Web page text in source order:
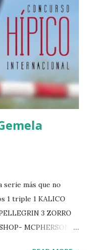
serie más que no
1 triple 1 KALICO
3 ZORRO
MCPHERSON 5